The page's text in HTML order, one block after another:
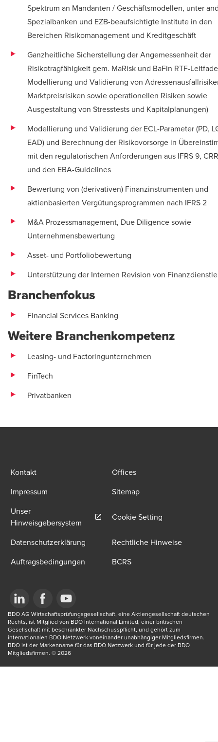
Spektrum an Mandanten / Geschäftsmodellen, unter
Spezialbanken und EZB-beaufsichtigte Institute in den
Bereichen Risikomanagement und Kreditgeschäft
Ganzheitliche Sicherstellung der Angemessenheit der
Risikotragfähigkeit gem. MaRisk und BaFin RTF-
Modellierung und Validierung von
Marktpreisrisiken sowie operationellen Risiken sowie
Ausgestaltung von Stresstests und Kapitalplanungen)
Modellierung und Validierung der ECL-Parameter (PD,
EAD) und Berechnung der Risikovorsorge in
mit den regulatorischen Anforderungen aus IFRS 9,
und den EBA-Guidelines
Bewertung von (derivativen) Finanzinstrumenten und
aktienbasierten Vergütungsprogrammen nach IFRS 2
M&A Prozessmanagement, Due Diligence sowie
Unternehmensbewertung
Asset- und Portfoliobewertung
Unterstützung der Internen Revision von
Branchenfokus
Financial Services Banking
Weitere Branchenkompetenz
Leasing- und Factoringunternehmen
FinTech
Privatbanken
Kontakt
Offices
Impressum
Sitemap
Unser
Hinweisgebersystem Opens in a new window/tab
Cookie Setting
Datenschutzerklärung
Rechtliche Hinweise
Auftragsbedingungen
BCRS
Opens in a new window/tab
Opens in a new window/tab
Opens in a new window/tab
BDO AG Wirtschaftsprüfungsgesellschaft, eine Aktiengesellschaft deutschen
Rechts, ist Mitglied von BDO International Limited, einer britischen
Gesellschaft mit beschränkter Nachschusspflicht, und gehört zum
internationalen BDO Netzwerk voneinander unabhängiger Mitgliedsfirmen.
BDO ist der Markenname für das BDO Netzwerk und für jede der BDO
Mitgliedsfirmen.​ © 2026